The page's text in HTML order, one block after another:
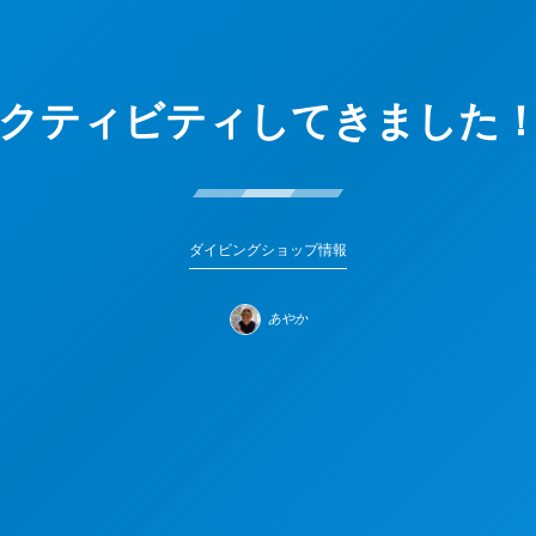
ティビティしてきました
ダイビングショップ情報
あやか